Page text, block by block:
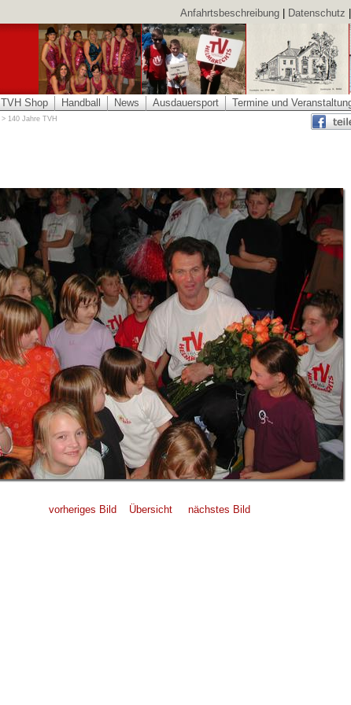
Anfahrtsbeschreibung Datenschutz
TVH Shop Handball News Ausdauersport Termine und
> 140 Jahre TVH
vorheriges Bild Übersicht nächstes Bild